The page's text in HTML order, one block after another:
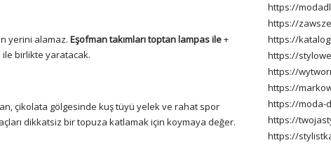
yerini alamaz. Eşofman takımları toptan lampas ile+
ile birlikte yaratacak.
çikolata gölgesinde kuş tüyü yelek ve rahat spor
dikkatsiz bir topuza katlamak için koymaya değer.
https://
https://
https://
https://
https://
https://
https://moda-
https://
https://